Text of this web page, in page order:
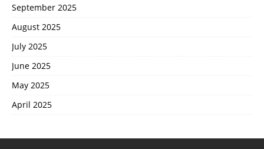
September 2025
August 2025
July 2025
June 2025
May 2025
April 2025